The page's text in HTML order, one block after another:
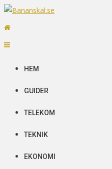
Skip
Bananskal.se
Senaste nytt
HEM
GUIDER
TELEKOM
TEKNIK
EKONOMI